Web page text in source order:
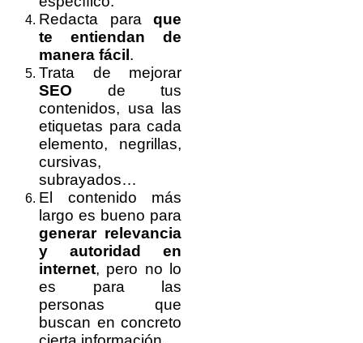
Redacta para que
te entiendan de
manera fácil .
Trata de mejorar
SEO de tus
contenidos, usa las
etiquetas para cada
elemento, negrillas,
cursivas,
subrayados…
El contenido más
largo es bueno para
generar relevancia
y autoridad en
internet, pero no lo
es para las
personas que
buscan en concreto